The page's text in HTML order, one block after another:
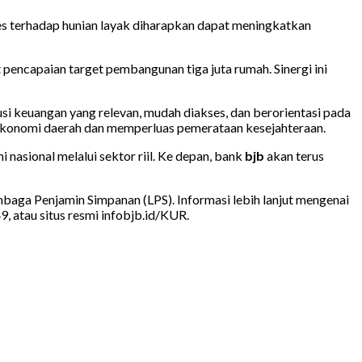
terhadap hunian layak diharapkan dapat meningkatkan
target pembangunan tiga juta rumah. Sinergi ini
keuangan yang relevan, mudah diakses, dan berorientasi pada
daerah dan memperluas pemerataan kesejahteraan.
nasional melalui sektor riil. Ke depan, bank bjb akan terus
Penjamin Simpanan (LPS). Informasi lebih lanjut mengenai
atau situs resmi infobjb.id/KUR.